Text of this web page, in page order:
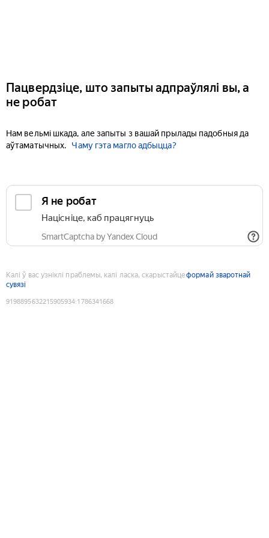
Пацвердзіце, што запыты адпраўлялі вы, а
не робат
Нам вельмі шкада, але запыты з вашай прылады падобныя да
аўтаматычных.
Чаму гэта магло адбыцца?
Я не робат
Націсніце, каб працягнуць
SmartCaptcha by Yandex Cloud
Калі ў вас узніклі праблемы, калі ласка, скарыстайцеформай зваротнай
сувязі
9198895632215905934:1786341668